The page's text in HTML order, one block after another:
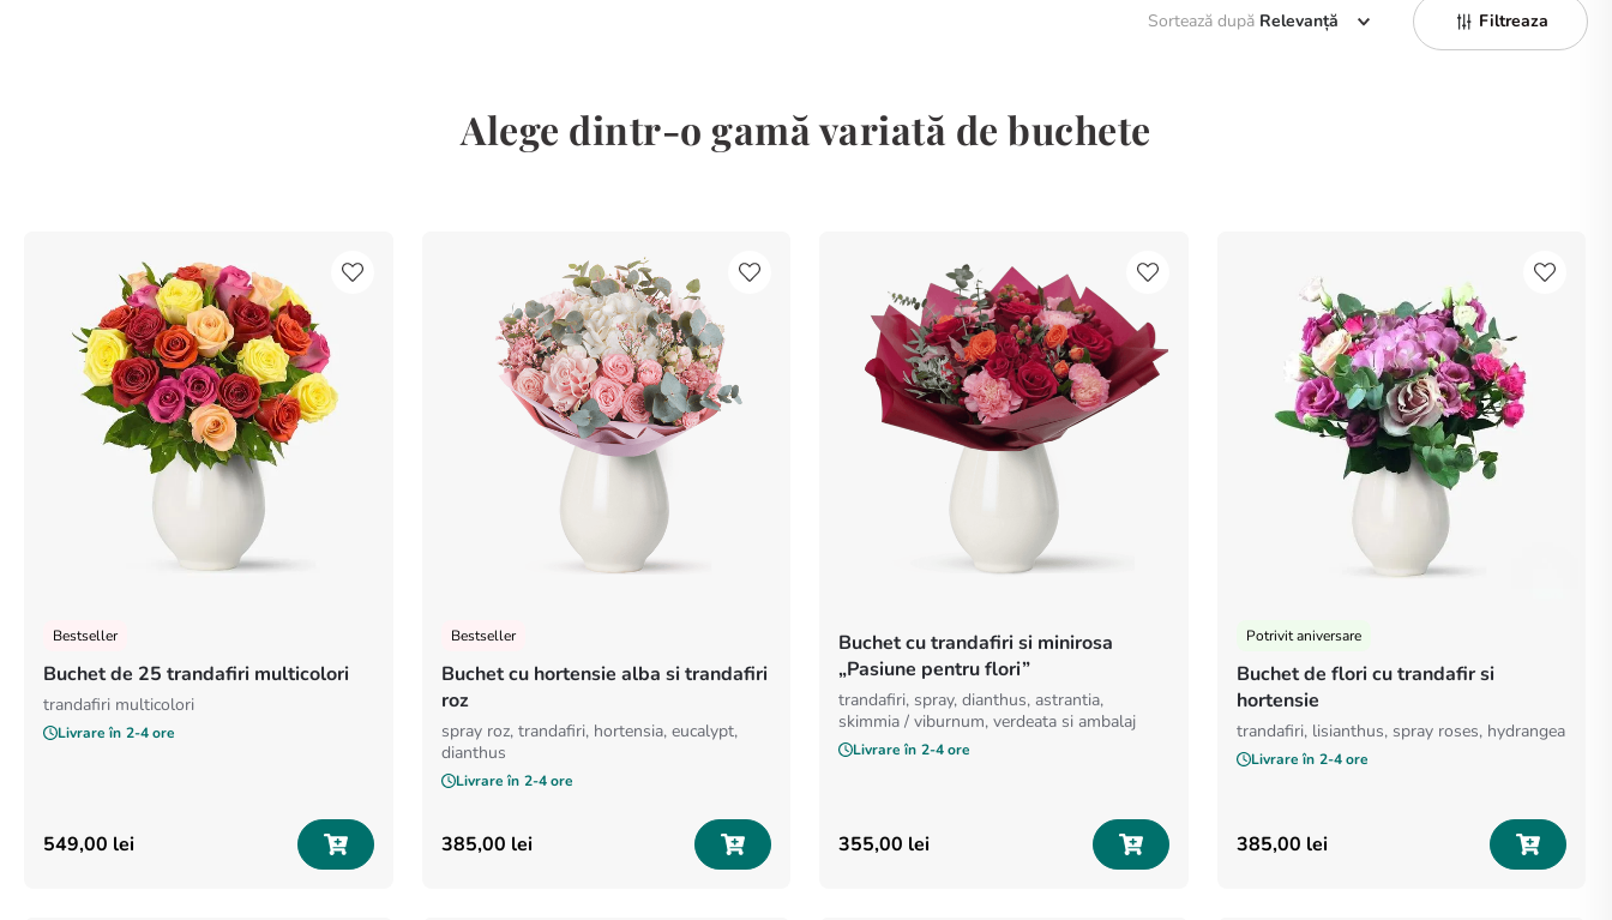
Sortează după Relevanță Filtreaza
Alege dintr-o gamă variată de buchete
Bestseller
Buchet de 25 trandafiri multicolori
trandafiri multicolori
Livrare în 2-4 ore
549,00 lei
Bestseller
Buchet cu hortensie alba si trandafiri
roz
spray roz, trandafiri, hortensia, eucalypt,
dianthus
Livrare în 2-4 ore
385,00 lei
Buchet cu trandafiri si minirosa
„Pasiune pentru flori”
trandafiri, spray, dianthus, astrantia,
skimmia / viburnum, verdeata si ambalaj
Livrare în 2-4 ore
355,00 lei
Potrivit aniversare
Buchet de flori cu trandafir si
hortensie
trandafiri, lisianthus, spray roses, hydrangea
Livrare în 2-4 ore
385,00 lei